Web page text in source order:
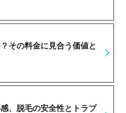
その料金に見合う価値と
、脱毛の安全性とトラブ